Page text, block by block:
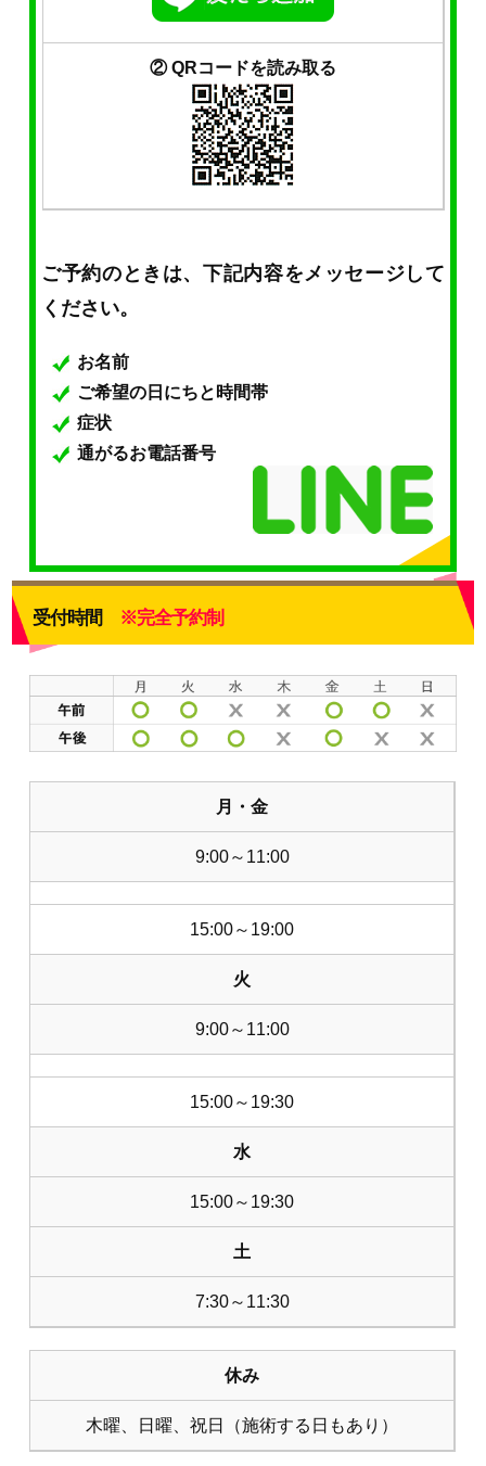
② QRコードを読み取る
ご予約のときは、下記内容をメッセージして
ください。
お名前
ご希望の日にちと時間帯
症状
通がるお電話番号
受付時間 ※完全予約制
月・金
9:00～11:00
15:00～19:00
火
9:00～11:00
15:00～19:30
水
15:00～19:30
土
7:30～11:30
休み
木曜、日曜、祝日（施術する日もあり）